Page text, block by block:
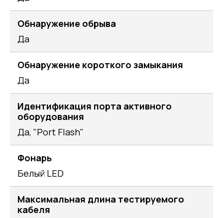
Обнаружение обрыва
Да
Обнаружение короткого замыкания
Да
Идентификация порта активного
оборудования
Да, "Port Flash"
Фонарь
Белый LED
Максимальная длина тестируемого
кабеля